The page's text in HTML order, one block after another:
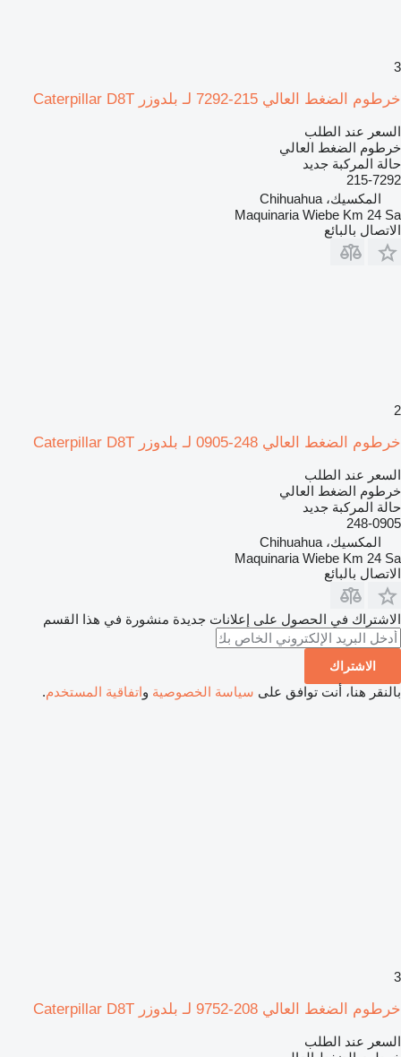
3
خرطوم الضغط العالي 215-7292 لـ بلدوزر Caterpillar D8T
السعر عند الطلب
خرطوم الضغط العالي
حالة المركبة جديد
215-7292
المكسيك، Chihuahua
Maquinaria Wiebe Km 24 Sa
الاتصال بالبائع
2
خرطوم الضغط العالي 248-0905 لـ بلدوزر Caterpillar D8T
السعر عند الطلب
خرطوم الضغط العالي
حالة المركبة جديد
248-0905
المكسيك، Chihuahua
Maquinaria Wiebe Km 24 Sa
الاتصال بالبائع
الاشتراك في الحصول على إعلانات جديدة منشورة في هذا القسم
الاشتراك
بالنقر هنا، أنت توافق على سياسة الخصوصية واتفاقية المستخدم.
3
خرطوم الضغط العالي 208-9752 لـ بلدوزر Caterpillar D8T
السعر عند الطلب